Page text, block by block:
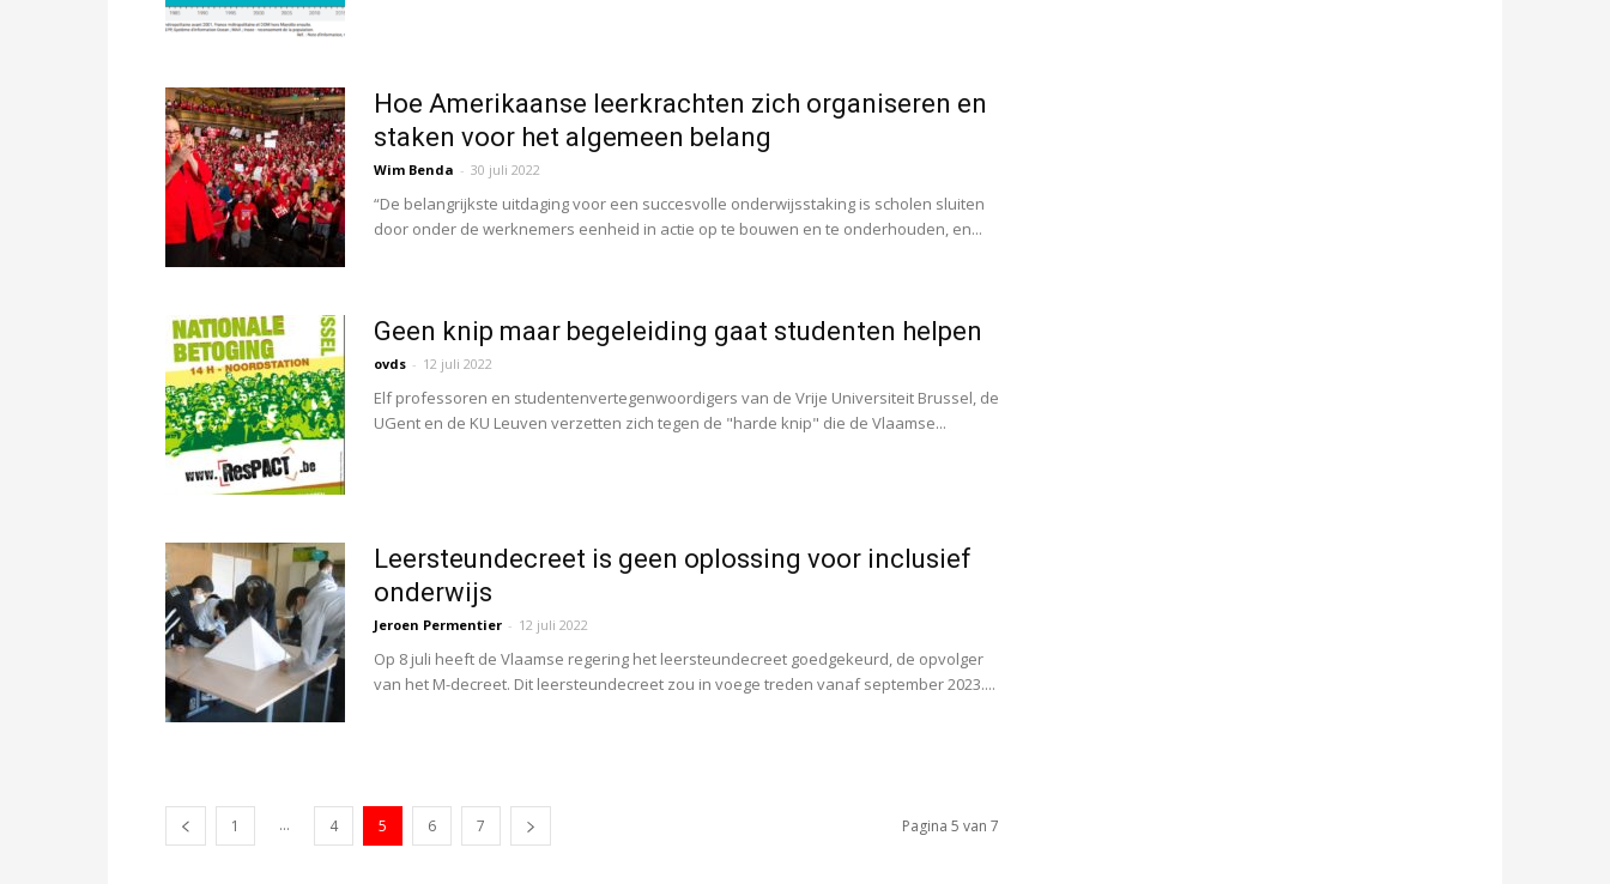
Hoe Amerikaanse leerkrachten zich organiseren en
staken voor het algemeen belang
Wim Benda - 30 juli 2022
“De belangrijkste uitdaging voor een succesvolle onderwijsstaking is scholen sluiten
door onder de werknemers eenheid in actie op te bouwen en te onderhouden, en...
Geen knip maar begeleiding gaat studenten helpen
ovds - 12 juli 2022
Elf professoren en studentenvertegenwoordigers van de Vrije Universiteit Brussel, de
UGent en de KU Leuven verzetten zich tegen de "harde knip" die de Vlaamse...
Leersteundecreet is geen oplossing voor inclusief
onderwijs
Jeroen Permentier - 12 juli 2022
Op 8 juli heeft de Vlaamse regering het leersteundecreet goedgekeurd, de opvolger
van het M-decreet. Dit leersteundecreet zou in voege treden vanaf september 2023....
1 ... 4 5 6 7 Pagina 5 van 7